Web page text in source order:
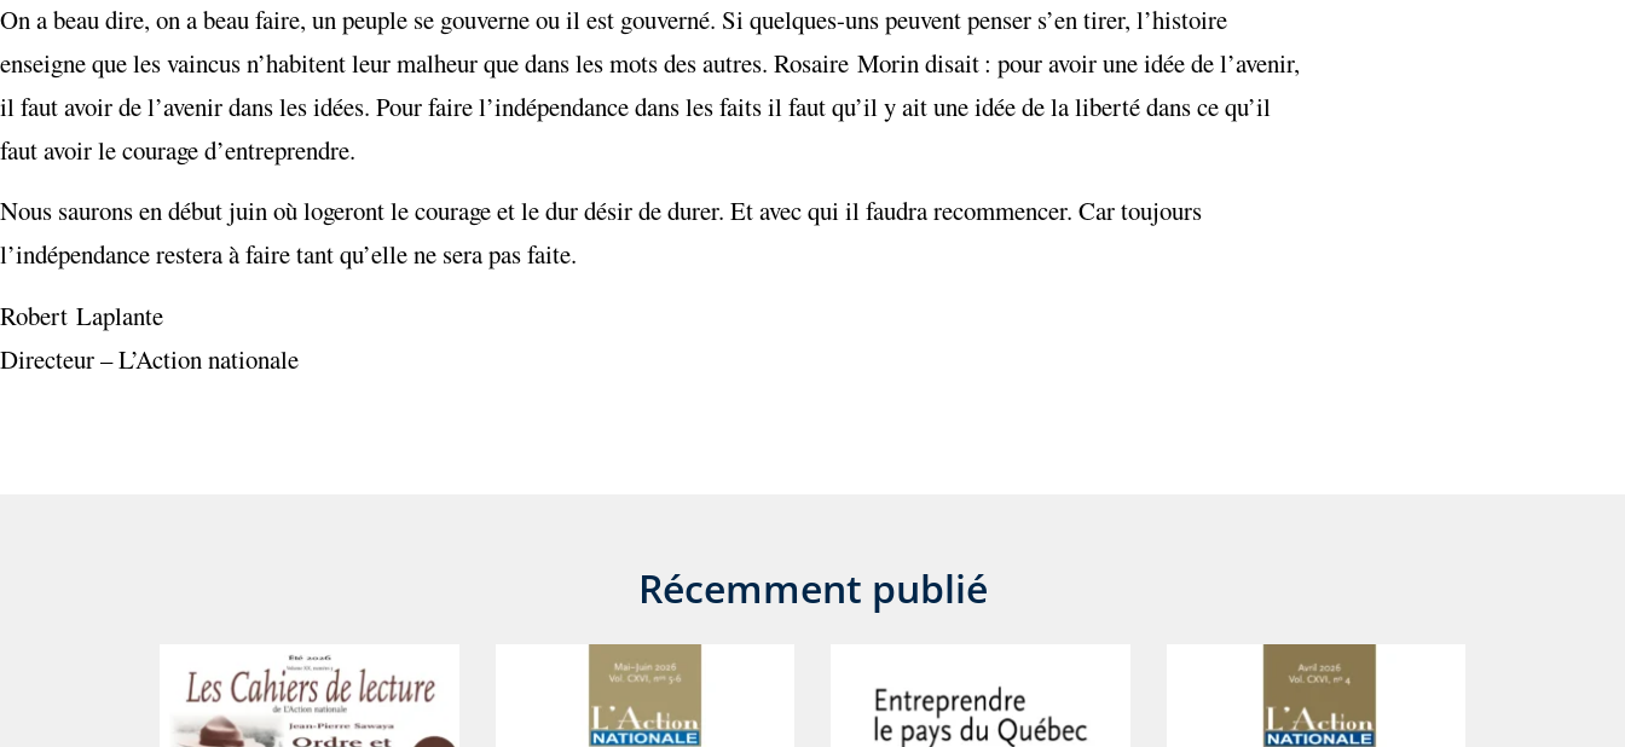
On a beau dire, on a beau faire, un peuple se gouverne ou il est gouverné. Si quelques-uns peuvent penser s’en tirer, l’histoire
enseigne que les vaincus n’habitent leur malheur que dans les mots des autres. Rosaire Morin disait : pour avoir une idée de l’avenir,
il faut avoir de l’avenir dans les idées. Pour faire l’indépendance dans les faits il faut qu’il y ait une idée de la liberté dans ce qu’il
faut avoir le courage d’entreprendre.
Nous saurons en début juin où logeront le courage et le dur désir de durer. Et avec qui il faudra recommencer. Car toujours
l’indépendance restera à faire tant qu’elle ne sera pas faite.
Robert Laplante
Directeur – L’Action nationale
Récemment publié